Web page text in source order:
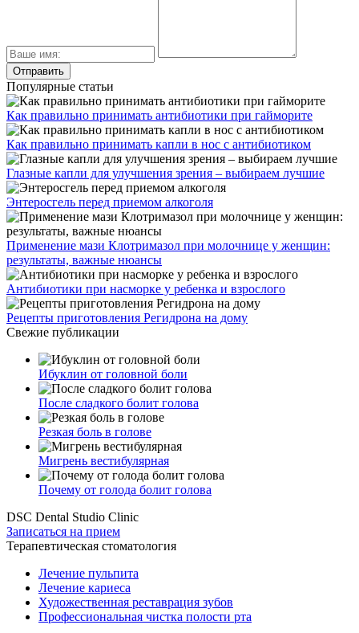
Популярные статьи
Как правильно принимать антибиотики при гайморите
Как правильно принимать капли в нос с антибиотиком
Глазные капли для улучшения зрения – выбираем лучшие
Энтеросгель перед приемом алкоголя
Применение мази Клотримазол при молочнице у женщин:
результаты, важные нюансы
Антибиотики при насморке у ребенка и взрослого
Рецепты приготовления Регидрона на дому
Свежие публикации
Ибуклин от головной боли
После сладкого болит голова
Резкая боль в голове
Мигрень вестибулярная
Почему от голода болит голова
DSC Dental Studio Clinic
Записаться на прием
Терапевтическая стоматология
Лечение пульпита
Лечение кариеса
Художественная реставрация зубов
Профессиональная чистка полости рта